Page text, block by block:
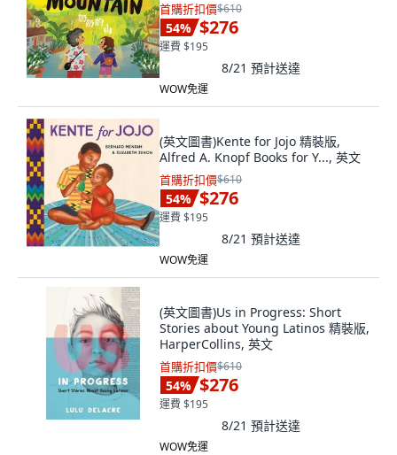
首購折扣價$610
54% $276
運費 $195
8/21 預計送達
WOW免運
(英文圖書)Kente for Jojo 精裝版,
Alfred A. Knopf Books for Y..., 英文
首購折扣價$610
54% $276
運費 $195
8/21 預計送達
WOW免運
(英文圖書)Us in Progress: Short
Stories about Young Latinos 精裝版,
HarperCollins, 英文
首購折扣價$610
54% $276
運費 $195
8/21 預計送達
WOW免運